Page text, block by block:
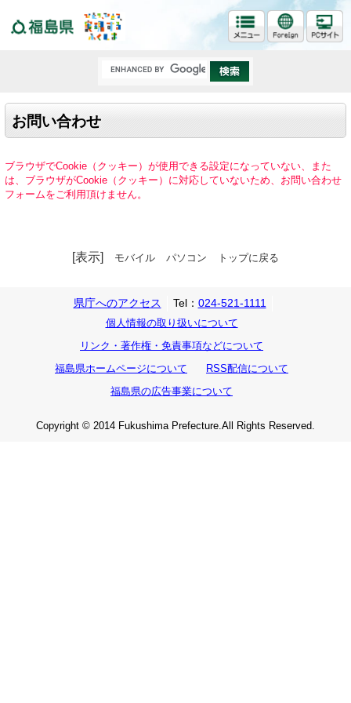
お問い合わせ
ブラウザでCookie（クッキー）が使用できる設定になっていない、また
は、ブラウザがCookie（クッキー）に対応していないため、お問い合わせ
フォームをご利用頂けません。
[表示] モバイル パソコン トップに戻る
県庁へのアクセス Tel： 024-521-1111
個人情報の取り扱いについて
リンク・著作権・免責事項などについて
福島県ホームページについて
RSS配信について
福島県の広告事業について
Copyright © 2014 Fukushima Prefecture.All Rights Reserved.